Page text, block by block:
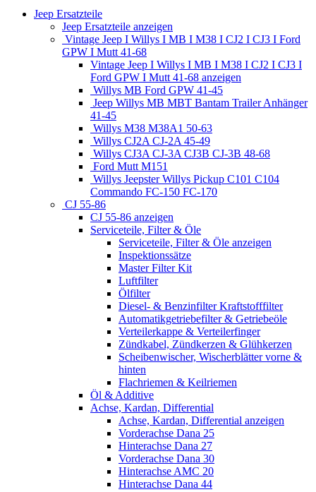
Jeep Ersatzteile
Jeep Ersatzteile anzeigen
Vintage Jeep I Willys I MB I M38 I CJ2 I CJ3 I Ford
GPW I Mutt 41-68
Vintage Jeep I Willys I MB I M38 I CJ2 I CJ3 I
Ford GPW I Mutt 41-68 anzeigen
Willys MB Ford GPW 41-45
Jeep Willys MB MBT Bantam Trailer Anhänger
41-45
Willys M38 M38A1 50-63
Willys CJ2A CJ-2A 45-49
Willys CJ3A CJ-3A CJ3B CJ-3B 48-68
Ford Mutt M151
Willys Jeepster Willys Pickup C101 C104
Commando FC-150 FC-170
CJ 55-86
CJ 55-86 anzeigen
Serviceteile, Filter & Öle
Serviceteile, Filter & Öle anzeigen
Inspektionssätze
Master Filter Kit
Luftfilter
Ölfilter
Diesel- & Benzinfilter Kraftstofffilter
Automatikgetriebefilter & Getriebeöle
Verteilerkappe & Verteilerfinger
Zündkabel, Zündkerzen & Glühkerzen
Scheibenwischer, Wischerblätter vorne &
hinten
Flachriemen & Keilriemen
Öl & Additive
Achse, Kardan, Differential
Achse, Kardan, Differential anzeigen
Vorderachse Dana 25
Hinterachse Dana 27
Vorderachse Dana 30
Hinterachse AMC 20
Hinterachse Dana 44